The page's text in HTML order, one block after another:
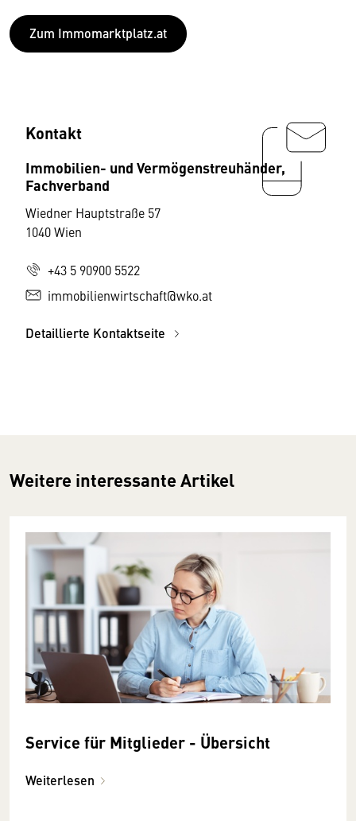
Zum Immomarktplatz.at
Kontakt
Immobilien- und Vermögenstreuhänder,
Fachverband
Wiedner Hauptstraße 57
1040 Wien
+43 5 90900 5522
immobilienwirtschaft@wko.at
Detaillierte Kontaktseite
Weitere interessante Artikel
Service für Mitglieder - Übersicht
Weiterlesen